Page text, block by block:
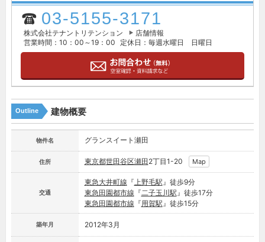
03-5155-3171
株式会社テナントリテンション
店舗情報
営業時間：10：00～19：00
定休日：毎週水曜日 日曜日
Outline 建物概要
物件名 グランスイート瀬田
住所 東京都世田谷区瀬田2丁目1-20 Map
交通
東急大井町線 『 上野毛駅 』徒歩9分
東急田園都市線 『二子玉川駅 』徒歩17分
東急田園都市線 『用賀駅 』徒歩15分
築年月 2012年3月